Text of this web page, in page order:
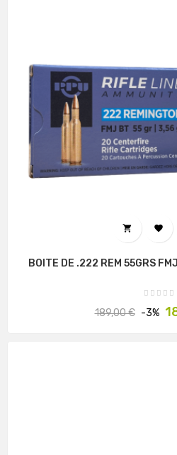
 
BOITE DE .222 REM 55GRS
Prix
189,00 € -3%